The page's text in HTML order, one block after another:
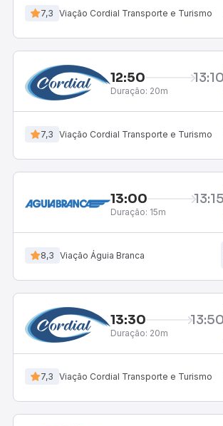
7,3 Viação Cordial Transporte e Turismo
12:50 13:10
Duração: 20m
7,3 Viação Cordial Transporte e Turismo
13:00 13:15
Duração: 15m
8,3 Viação Águia Branca
13:30 13:50
Duração: 20m
7,3 Viação Cordial Transporte e Turismo